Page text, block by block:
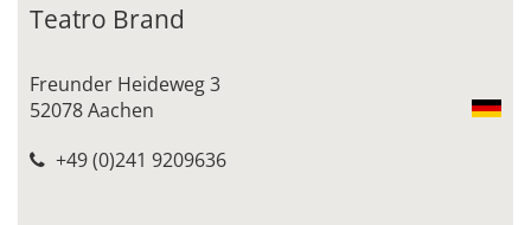
Teatro Brand
Freunder Heideweg 3
52078 Aachen
+49 (0)241 9209636